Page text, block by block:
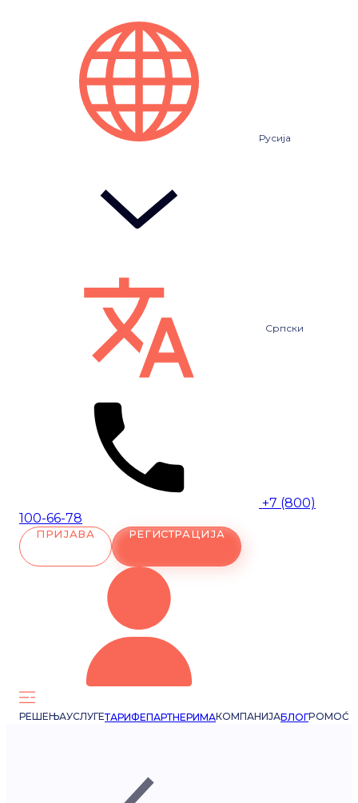
Русија
Српски
+7 (800)
100-66-78
ПРИЈАВА РЕГИСТРАЦИЈА
РЕШЕЊАУСЛУГЕТАРИФЕПАРТНЕРИМАКОМПАНИЈАБЛОГPOMOĆ